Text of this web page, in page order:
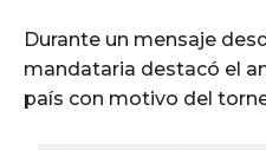
Durante un mensaje
mandataria destacó el
país con motivo del